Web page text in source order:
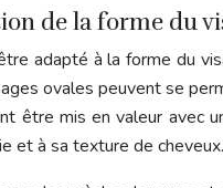
de la forme du
adapté à la forme du
ovales peuvent se
être mis en valeur avec
et à sa texture de